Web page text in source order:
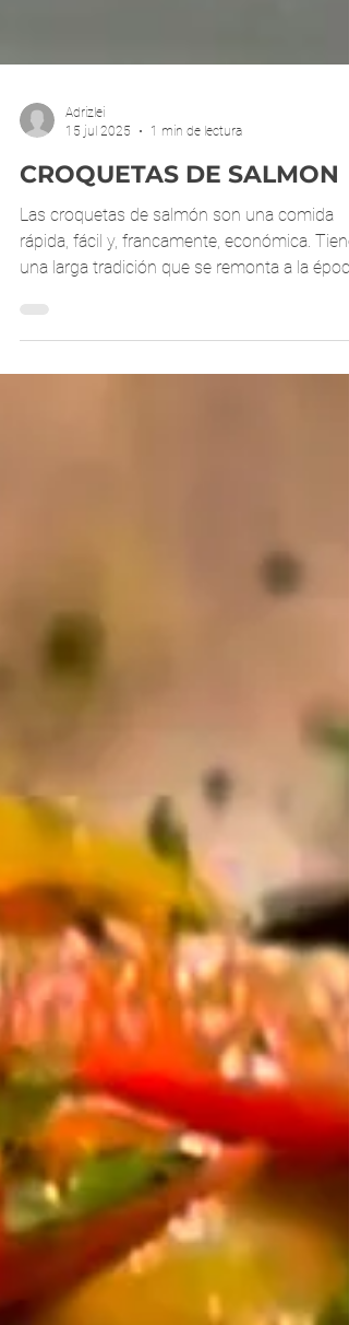
Adrizlei
15 jul 2025
1 min de lectura
CROQUETAS DE SALMON
Las croquetas de salmón son una comida
una larga tradición que se remonta a la época
de...